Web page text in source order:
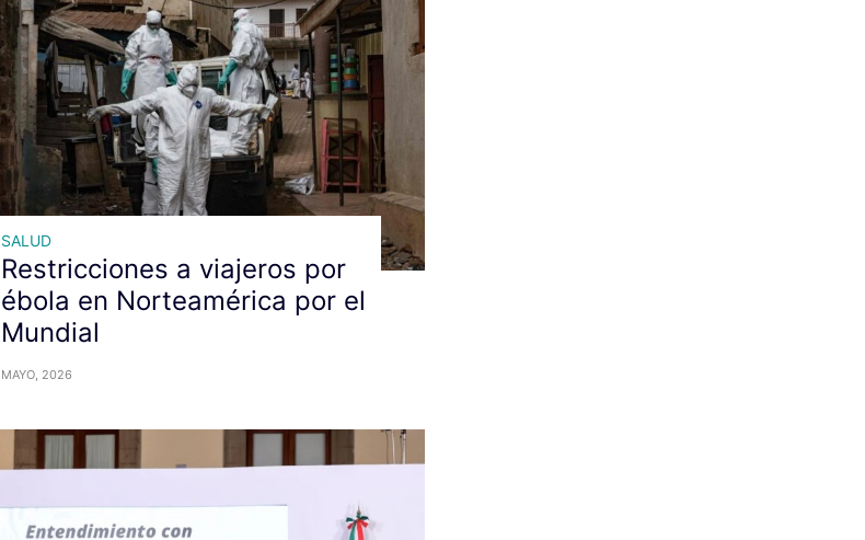
SALUD
Restricciones a viajeros por
ébola en Norteamérica por el
Mundial
MAYO, 2026